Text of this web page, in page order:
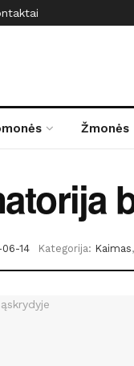
Žmonės
14 Kategorija: Kaimas,